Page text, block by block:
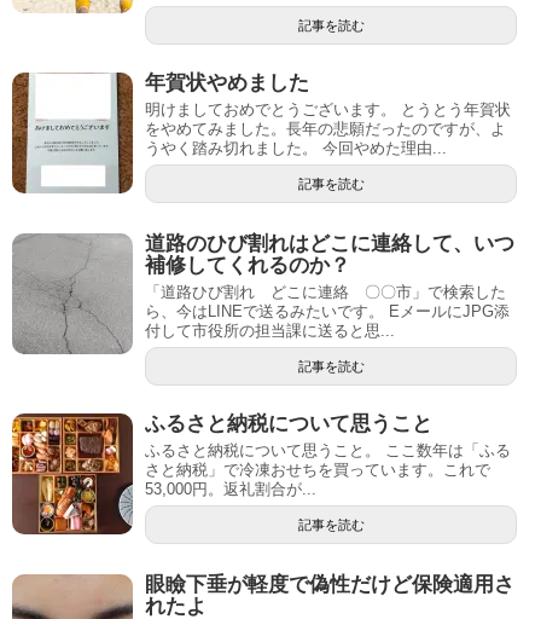
記事を読む
年賀状やめました
明けましておめでとうございます。 とうとう年賀状
をやめてみました。長年の悲願だったのですが、よ
うやく踏み切れました。 今回やめた理由...
記事を読む
道路のひび割れはどこに連絡して、いつ
補修してくれるのか？
「道路ひび割れ どこに連絡 〇〇市」で検索した
ら、今はLINEで送るみたいです。 EメールにJPG添
付して市役所の担当課に送ると思...
記事を読む
ふるさと納税について思うこと
ふるさと納税について思うこと。 ここ数年は「ふる
さと納税」で冷凍おせちを買っています。これで
53,000円。返礼割合が...
記事を読む
眼瞼下垂が軽度で偽性だけど保険適用さ
れたよ